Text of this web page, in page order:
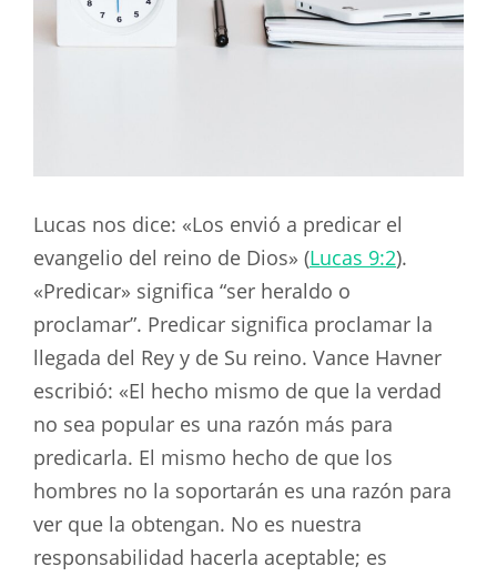
Lucas nos dice: «Los envió a predicar el
evangelio del reino de Dios» (Lucas 9:2).
«Predicar» significa “ser heraldo o
proclamar”. Predicar significa proclamar la
llegada del Rey y de Su reino. Vance Havner
escribió: «El hecho mismo de que la verdad
no sea popular es una razón más para
predicarla. El mismo hecho de que los
hombres no la soportarán es una razón para
ver que la obtengan. No es nuestra
responsabilidad hacerla aceptable; es